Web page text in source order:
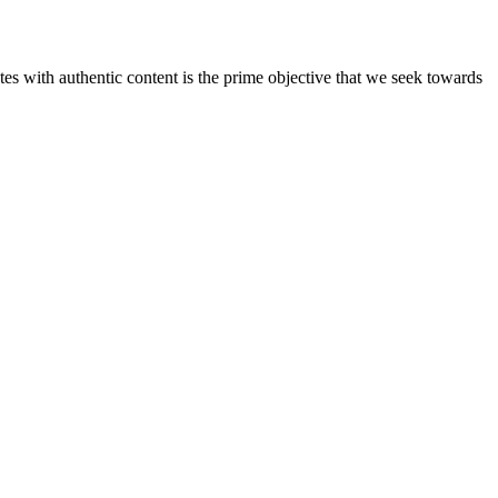
with authentic content is the prime objective that we seek towards